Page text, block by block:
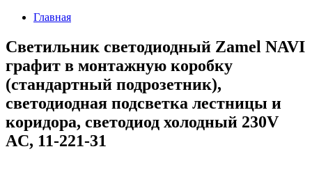
Главная
Светильник светодиодный Zamel NAVI
графит в монтажную коробку
(стандартный подрозетник),
светодиодная подсветка лестницы и
коридора, светодиод холодный 230V
AC, 11-221-31